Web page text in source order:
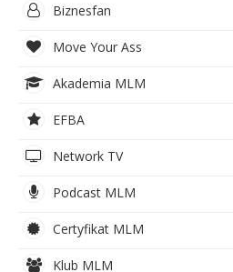
Biznesfan
Move Your Ass
Akademia MLM
EFBA
Network TV
Podcast MLM
Certyfikat MLM
Klub MLM